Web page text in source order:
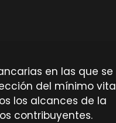
en las que se
del mínimo
los alcances de la
contribuyentes.